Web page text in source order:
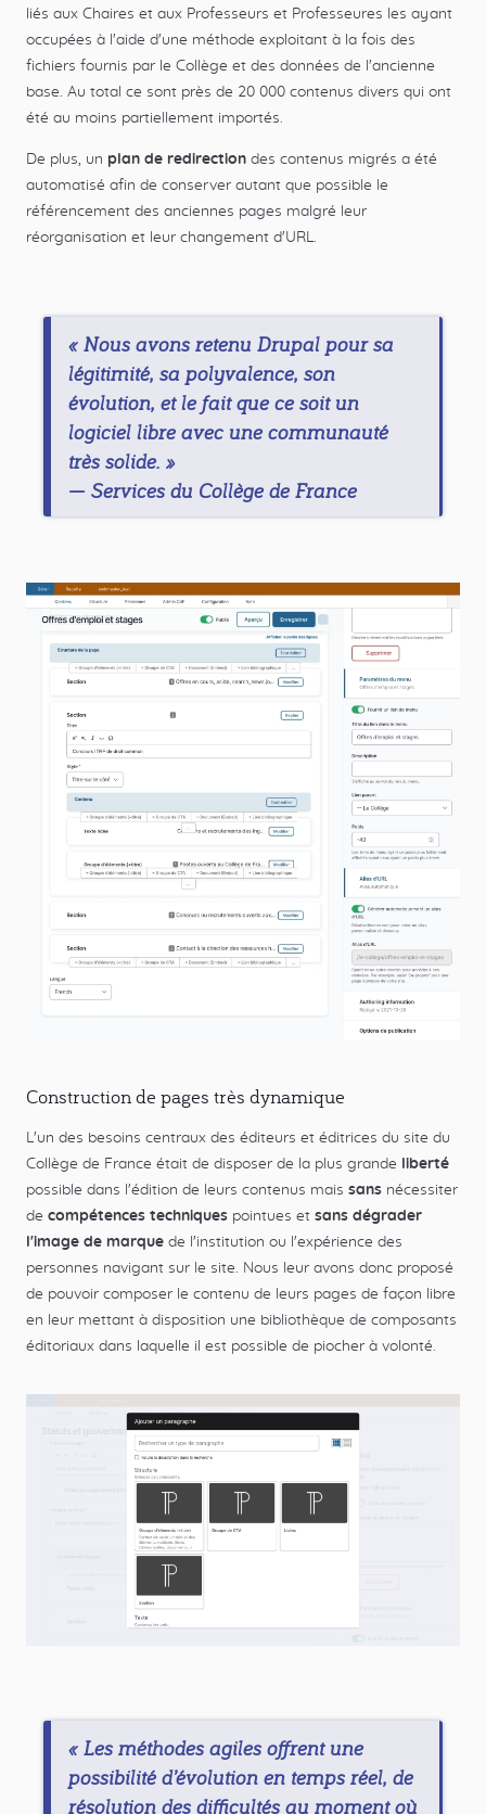
liés aux Chaires et aux Professeurs et Professeures les ayant
occupées à l'aide d'une méthode exploitant à la fois des
fichiers fournis par le Collège et des données de l'ancienne
base. Au total ce sont près de 20 000 contenus divers qui ont
été au moins partiellement importés.
De plus, un plan de redirection des contenus migrés a été
automatisé afin de conserver autant que possible le
référencement des anciennes pages malgré leur
réorganisation et leur changement d'URL.
« Nous avons retenu Drupal pour sa
légitimité, sa polyvalence, son
évolution, et le fait que ce soit un
logiciel libre avec une communauté
très solide. »
— Services du Collège de France
Construction de pages très dynamique
L'un des besoins centraux des éditeurs et éditrices du site du
Collège de France était de disposer de la plus grande liberté
possible dans l'édition de leurs contenus mais sans nécessiter
de compétences techniques pointues et sans dégrader
l'image de marque de l'institution ou l'expérience des
personnes navigant sur le site. Nous leur avons donc proposé
de pouvoir composer le contenu de leurs pages de façon libre
en leur mettant à disposition une bibliothèque de composants
éditoriaux dans laquelle il est possible de piocher à volonté.
« Les méthodes agiles offrent une
possibilité d’évolution en temps réel, de
résolution des difficultés au moment où